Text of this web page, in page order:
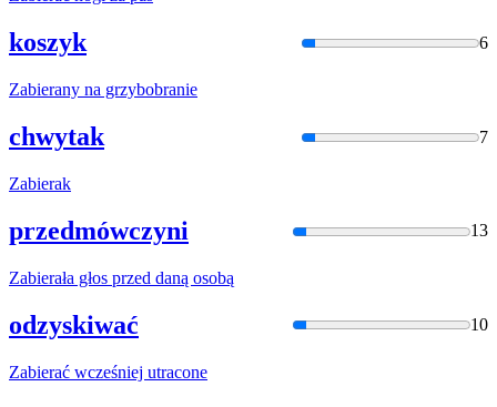
koszyk 6
Zabierany na grzybobranie
chwytak 7
Zabierak
przedmówczyni 13
Zabierała głos przed daną osobą
odzyskiwać 10
Zabierać wcześniej utracone